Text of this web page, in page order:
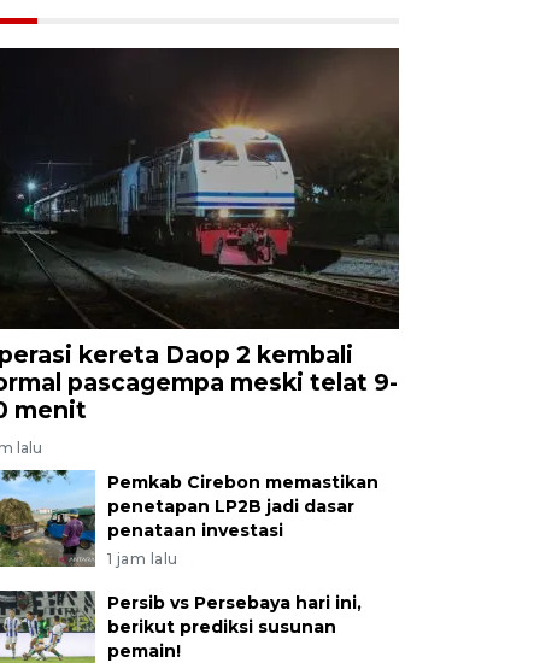
kereta Daop 2 kembali
pascagempa meski telat 9-
menit
lalu
Pemkab Cirebon memastikan
penetapan LP2B jadi dasar
penataan investasi
1 jam lalu
Persib vs Persebaya hari ini,
berikut prediksi susunan
pemain!